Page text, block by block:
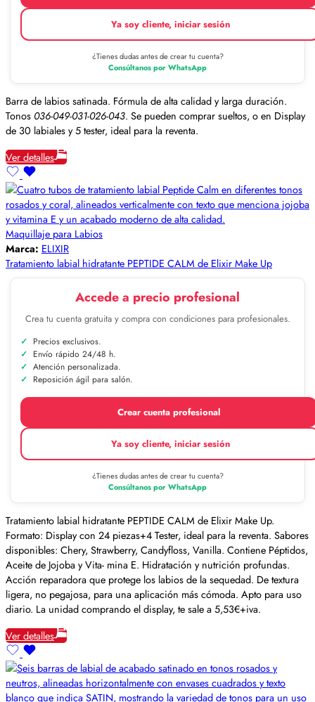
Ya soy cliente, iniciar sesión
¿Tienes dudas antes de crear tu cuenta?
Consúltanos por WhatsApp
Barra de labios satinada. Fórmula de alta calidad y larga duración.
Tonos 036-049-031-026-043. Se pueden comprar sueltos, o en Display
de 30 labiales y 5 tester, ideal para la reventa.
Ver detalles
Maquillaje para Labios
Marca: ELIXIR
Tratamiento labial hidratante PEPTIDE CALM de Elixir Make Up
Accede a precio profesional
Crea tu cuenta gratuita y compra con condiciones para profesionales.
Precios exclusivos.
Envío rápido 24/48 h.
Atención personalizada.
Reposición ágil para salón.
Crear cuenta profesional
Ya soy cliente, iniciar sesión
¿Tienes dudas antes de crear tu cuenta?
Consúltanos por WhatsApp
Tratamiento labial hidratante PEPTIDE CALM de Elixir Make Up.
Formato: Display con 24 piezas+4 Tester, ideal para la reventa. Sabores
disponibles: Chery, Strawberry, Candyfloss, Vanilla. Contiene Péptidos,
Aceite de Jojoba y Vita- mina E. Hidratación y nutrición profundas.
Acción reparadora que protege los labios de la sequedad. De textura
ligera, no pegajosa, para una aplicación más cómoda. Apto para uso
diario. La unidad comprando el display, te sale a 5,53€+iva.
Ver detalles